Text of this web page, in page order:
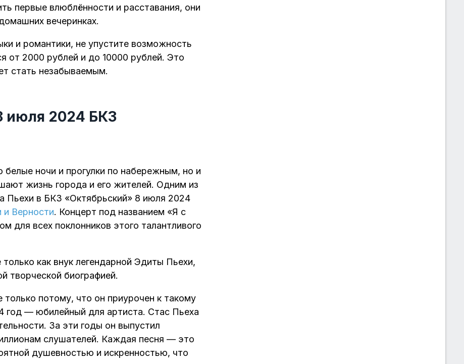
первые влюблённости и расставания, они
вечеринках.
и романтики, не упустите возможность
от 2000 рублей и до 10000 рублей. Это
стать незабываемым.
июля 2024 БКЗ
ночи и прогулки по набережным, но и
жизнь города и его жителей. Одним из
Пьехи в БКЗ «Октябрьский» 8 июля 2024
Верности. Концерт под названием «Я с
для всех поклонников этого талантливого
как внук легендарной Эдиты Пьехи,
творческой биографией.
потому, что он приурочен к такому
год — юбилейный для артиста. Стас Пьеха
За эти годы он выпустил
слушателей. Каждая песня — это
душевностью и искренностью, что